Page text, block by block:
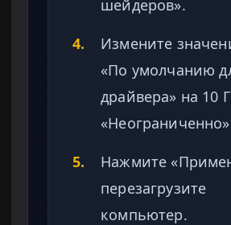
шейдеров».
4.
Измените
«По умолчанию
драйвера» на 10
5.
Нажмите
перезагрузите
компьютер.